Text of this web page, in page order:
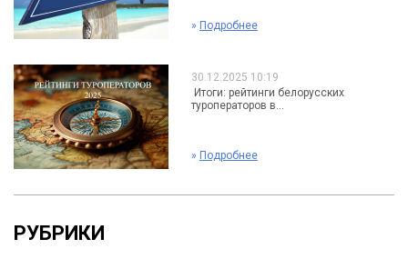
» Подробнее
30.12.2025 10:19
Итоги: рейтинги белорусских
туроператоров в...
» Подробнее
РУБРИКИ